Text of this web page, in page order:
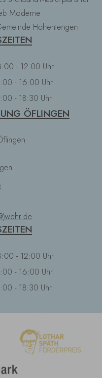
Moderne
Hohentengen
- 12:00 Uhr
- 16:00 Uhr
- 18:30 Uhr
ÖFLINGEN
- 12:00 Uhr
- 16:00 Uhr
- 18:30 Uhr